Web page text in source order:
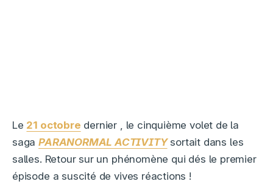
Le 21 octobre dernier , le cinquième volet de la
sagaPARANORMAL ACTIVITYsortait dans les
salles. Retour sur un phénomène qui dés le premier
épisode a suscité de vives réactions !